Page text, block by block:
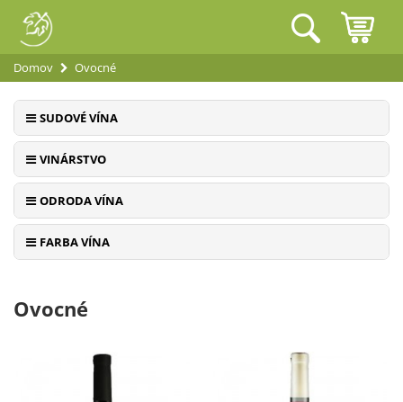
Domov Ovocné
SUDOVÉ VÍNA
VINÁRSTVO
ODRODA VÍNA
FARBA VÍNA
Ovocné